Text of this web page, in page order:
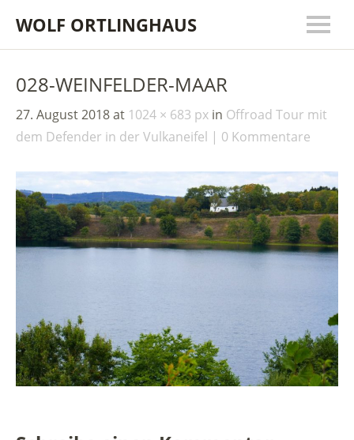
WOLF ORTLINGHAUS
028-WEINFELDER-MAAR
27. August 2018at 1024 × 683 px in Offroad Tour mit
dem Defender in der Vulkaneifel
0 Kommentare